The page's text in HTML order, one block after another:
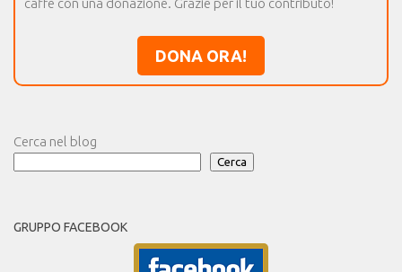
DONA ORA!
Cerca nel blog
Cerca
GRUPPO FACEBOOK